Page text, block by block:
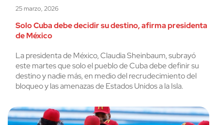
25 marzo, 2026
Solo Cuba debe decidir su destino, afirma presidenta
de México
La presidenta de México, Claudia Sheinbaum, subrayó
este martes que solo el pueblo de Cuba debe definir su
destino y nadie más, en medio del recrudecimiento del
bloqueo y las amenazas de Estados Unidos a la Isla.